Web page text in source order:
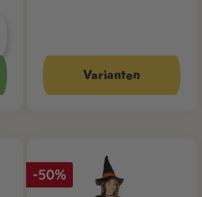
Varianten
-50%